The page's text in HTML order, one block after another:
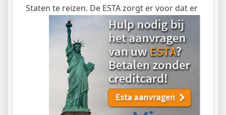
Staten te reizen. De ESTA zorgt er voor dat er